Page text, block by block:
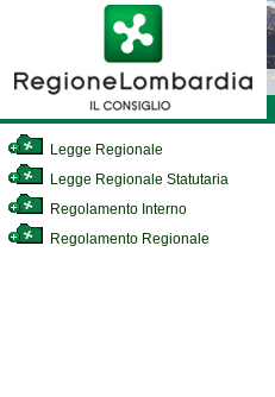
Legge Regionale
Legge Regionale Statutaria
Regolamento Interno
Regolamento Regionale